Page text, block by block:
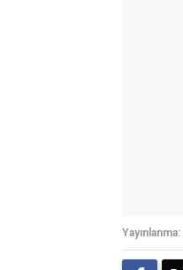
Yayınlanma: